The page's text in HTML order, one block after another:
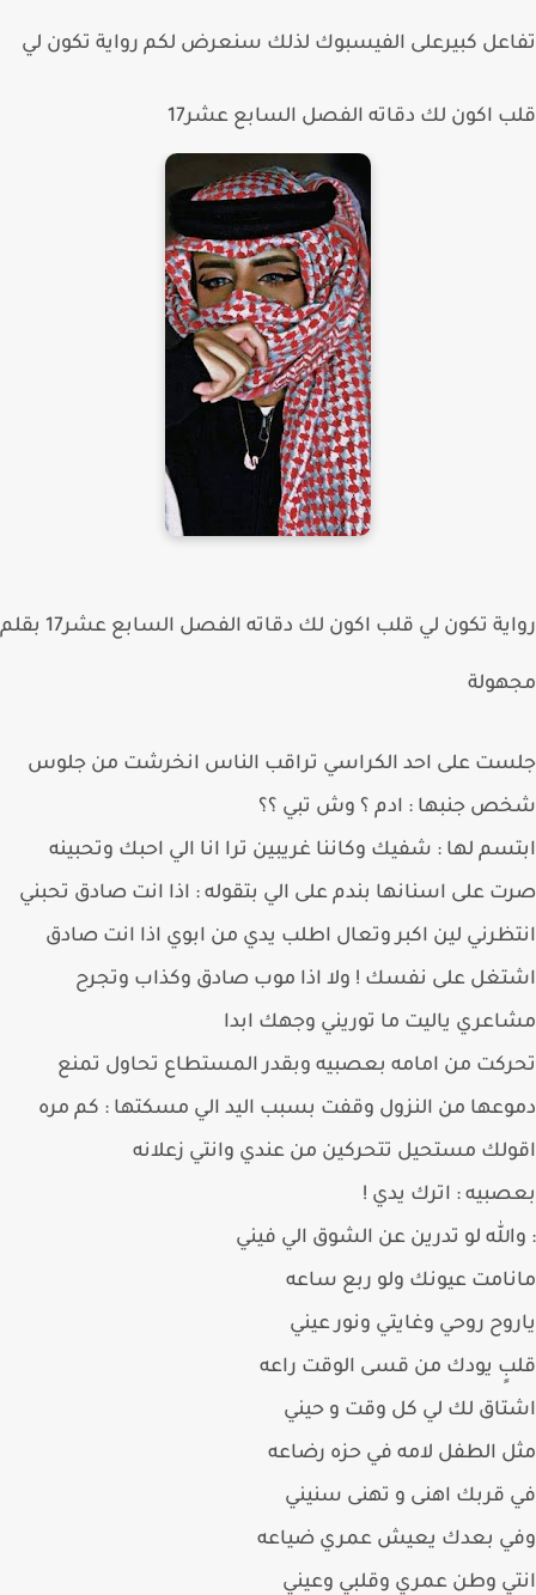
كبيرعلى الفيسبوك لذلك سنعرض لكم رواية تكون لي
اكون لك دقاته الفصل السابع عشر17
رواية تكون لي قلب اكون لك دقاته الفصل السابع عشر17 بقلم
على احد الكراسي تراقب الناس انخرشت من جلوس
جنبها : ادم ؟ وش تبي ؟؟
لها : شفيك وكاننا غريبين ترا انا الي احبك وتحبينه
على اسنانها بندم على الي بتقوله : اذا انت صادق تحبني
لين اكبر وتعال اطلب يدي من ابوي اذا انت صادق
على نفسك ! ولا اذا موب صادق وكذاب وتجرح
ياليت ما توريني وجهك ابدا
من امامه بعصبيه وبقدر المستطاع تحاول تمنع
من النزول وقفت بسبب اليد الي مسكتها : كم مره
مستحيل تتحركين من عندي وانتي زعلانه
: اترك يدي !
لو تدرين عن الشوق الي فيني
عيونك ولو ربع ساعه
روحي وغايتي ونور عيني
يودك من قسى الوقت راعه
لك لي كل وقت و حيني
الطفل لامه في حزه رضاعه
قربك اهنى و تهنى سنيني
بعدك يعيش عمري ضياعه
وطن عمري وقلبي وعيني